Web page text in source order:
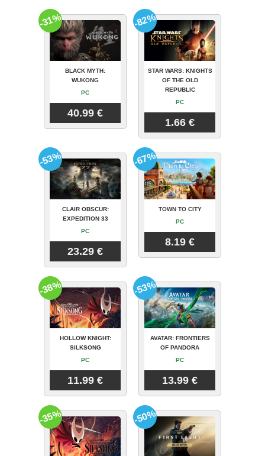
BLACK MYTH:
WUKONG
PC
40.99 €
-31%
STAR WARS: KNIGHTS
OF THE OLD
REPUBLIC
PC
1.66 €
-82%
CLAIR OBSCUR:
EXPEDITION 33
PC
23.29 €
-53%
TOWN TO CITY
PC
8.19 €
-67%
HOLLOW KNIGHT:
SILKSONG
PC
11.99 €
-38%
AVATAR: FRONTIERS
OF PANDORA
PC
13.99 €
-53%
-35% -50%